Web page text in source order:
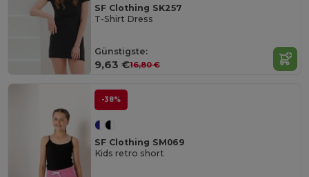
SF Clothing SK257
T-Shirt Dress
Günstigste:
9,63 €16,80 €
-38%
SF Clothing SM069
Kids retro short